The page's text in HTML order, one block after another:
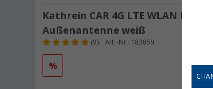
Kathrein CAR 4G LTE WLAN
Außenantenne weiß
(9) Art.-Nr.: 183859
%